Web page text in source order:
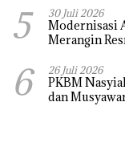
5 30 Juli 2026
Modernisasi
Merangin
6 26 Juli 2026
PKBM
dan